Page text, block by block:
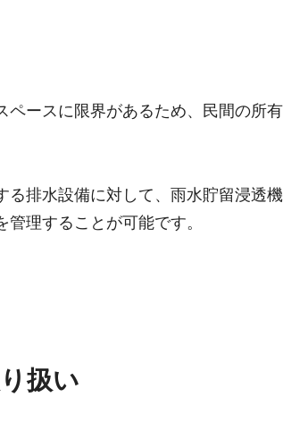
ースに限界があるため、民間の所
る排水設備に対して、雨水貯留浸透
理することが可能です。
扱い